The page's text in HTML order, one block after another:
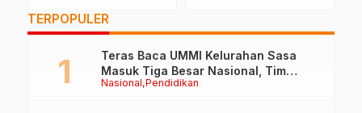
2025
TERPOPULER
Nasional Pendidikan
Teras Baca UMMI Kelurahan Sasa
Masuk Tiga Besar Nasional, Tim
Penilai Lakukan Visitasi di Ternate